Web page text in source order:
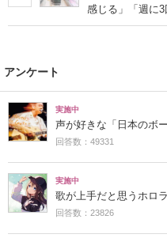
感じる」「週に3
アンケート
実施中
声が好きな「日本のボ
回答数：49331
実施中
歌が上手だと思うホロ
回答数：23826